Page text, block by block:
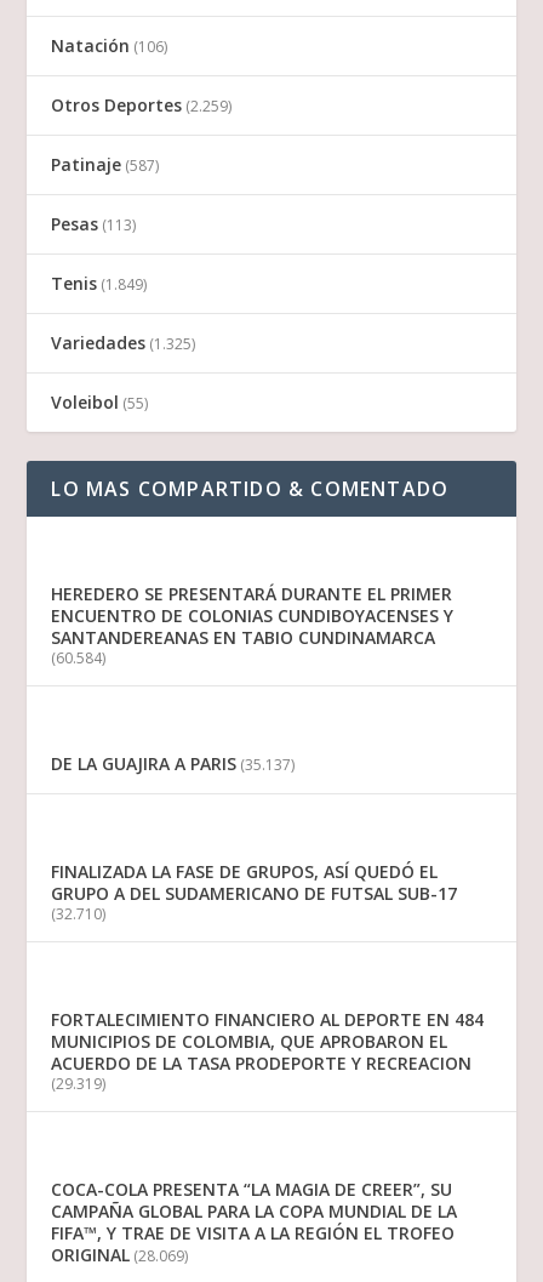
Natación (106)
Otros Deportes (2.259)
Patinaje (587)
Pesas (113)
Tenis (1.849)
Variedades (1.325)
Voleibol (55)
LO MAS COMPARTIDO & COMENTADO
HEREDERO SE PRESENTARÁ DURANTE EL PRIMER
ENCUENTRO DE COLONIAS CUNDIBOYACENSES Y
SANTANDEREANAS EN TABIO CUNDINAMARCA
(60.584)
DE LA GUAJIRA A PARIS (35.137)
FINALIZADA LA FASE DE GRUPOS, ASÍ QUEDÓ EL
GRUPO A DEL SUDAMERICANO DE FUTSAL SUB-17
(32.710)
FORTALECIMIENTO FINANCIERO AL DEPORTE EN 484
MUNICIPIOS DE COLOMBIA, QUE APROBARON EL
ACUERDO DE LA TASA PRODEPORTE Y RECREACION
(29.319)
COCA-COLA PRESENTA “LA MAGIA DE CREER”, SU
CAMPAÑA GLOBAL PARA LA COPA MUNDIAL DE LA
FIFA™, Y TRAE DE VISITA A LA REGIÓN EL TROFEO
ORIGINAL (28.069)